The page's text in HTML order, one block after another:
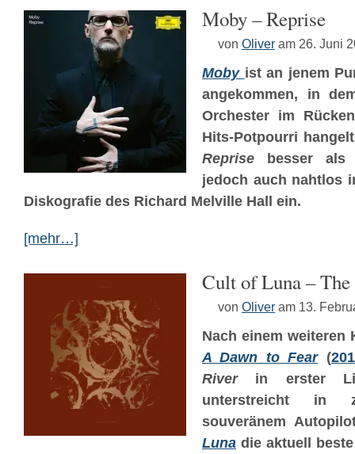
Moby – Reprise
von Oliver am 26. Juni
Moby ist an jenem
angekommen, in
Orchester im
Hits-Potpourri
Reprise besser als
jedoch auch nahtlos
Diskografie des Richard Melville Hall ein.
[mehr…]
Cult of Luna –
von Oliver am 13.
Nach einem weiteren
A Dawn to Fear(
Riverin erster
unterstreicht in
souveränem
Luna die aktuell